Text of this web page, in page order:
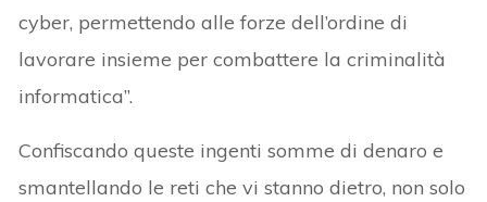
cyber, permettendo alle forze dell’ordine di
lavorare insieme per combattere la criminalità
informatica”.
Confiscando queste ingenti somme di denaro e
smantellando le reti che vi stanno dietro, non solo